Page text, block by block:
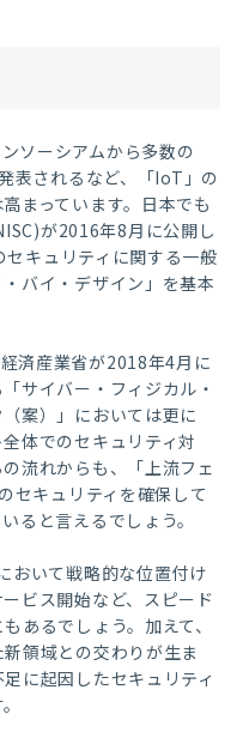
ソーシアムから多数の
表されるなど、「IoT 」の
まっています。日本でも
が2016年8月に公開し
セキュリティに関する一般
バイ・デザイン」を基本
済産業省が2018年4月に
サイバー・フィジカル・
案）」においては更に
体でのセキュリティ対
流れからも、「上流フェ
セキュリティを確保して
ると言えるでしょう。
おいて戦略的な位置付け
ビス開始など、スピード
あるでしょう。加えて、
領域との交わりが生ま
に起因したセキュリティ